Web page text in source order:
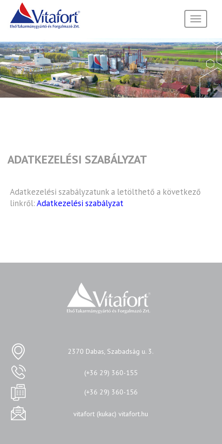
Toggle
ADATKEZELÉSI SZABÁLYZAT
Adatkezelési szabályzatunk a letölthető a következő
linkről:Adatkezelési szabályzat
2370 Dabas, Szabadság u. 3.
(+36 29) 360-155
(+36 29) 360-156
vitafort (kukac) vitafort.hu